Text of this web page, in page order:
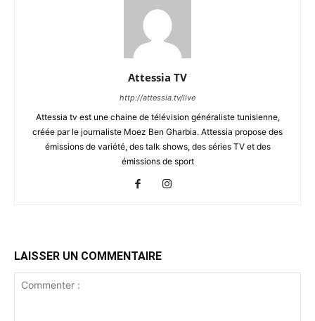
Attessia TV
http://attessia.tv/live
Attessia tv est une chaine de télévision généraliste tunisienne,
créée par le journaliste Moez Ben Gharbia. Attessia propose des
émissions de variété, des talk shows, des séries TV et des
émissions de sport
LAISSER UN COMMENTAIRE